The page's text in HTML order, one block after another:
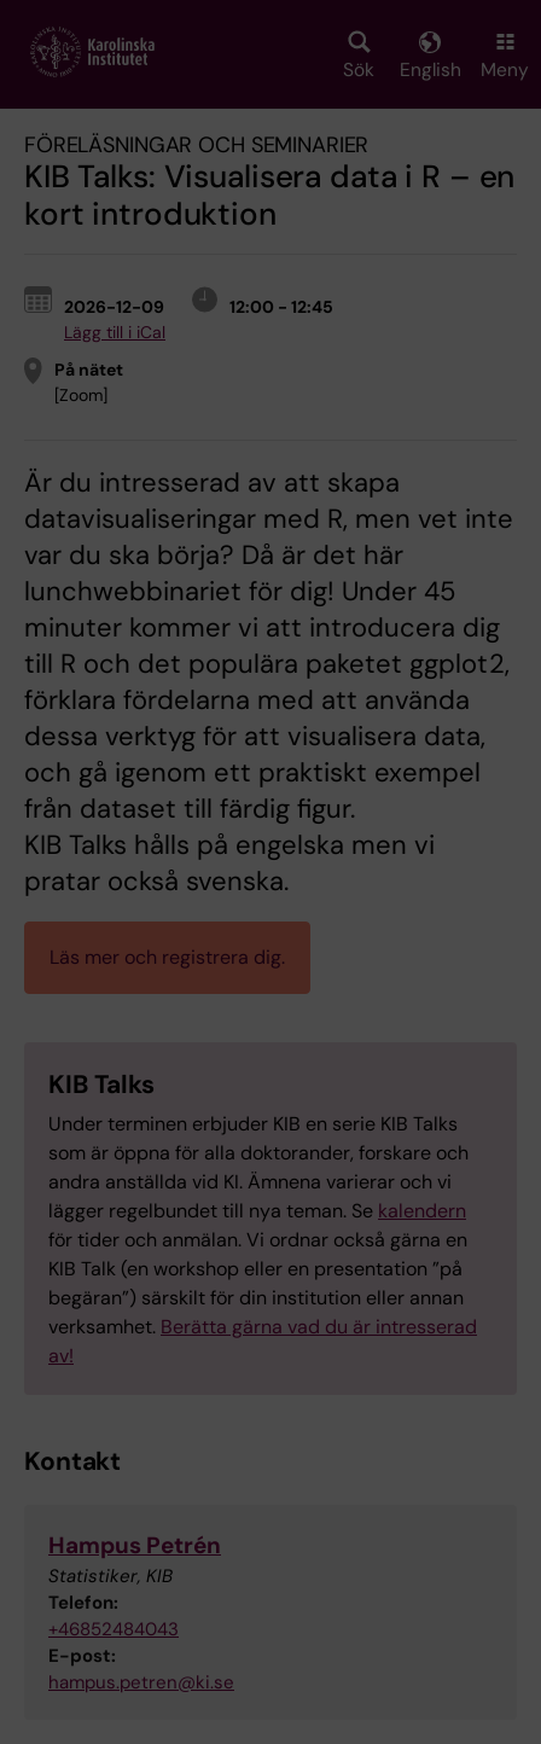
main
Sök English Meny
FÖRELÄSNINGAR OCH SEMINARIER
KIB Talks: Visualisera data i R – en
kort introduktion
2026-12-09
12:00 - 12:45
Lägg till i iCal
På nätet
[Zoom]
Är du intresserad av att skapa
datavisualiseringar med R, men vet inte
var du ska börja? Då är det här
lunchwebbinariet för dig! Under 45
minuter kommer vi att introducera dig
till R och det populära paketet ggplot2,
förklara fördelarna med att använda
dessa verktyg för att visualisera data,
och gå igenom ett praktiskt exempel
från dataset till färdig figur.
KIB Talks hålls på engelska men vi
pratar också svenska.
Läs mer och registrera dig.
KIB Talks
Under terminen erbjuder KIB en serie KIB Talks
som är öppna för alla doktorander, forskare och
andra anställda vid KI. Ämnena varierar och vi
lägger regelbundet till nya teman. Se kalendern
för tider och anmälan. Vi ordnar också gärna en
KIB Talk (en workshop eller en presentation ”på
begäran”) särskilt för din institution eller annan
verksamhet. Berätta gärna vad du är intresserad
av!
Kontakt
Hampus Petrén
Statistiker, KIB
Telefon:
+46852484043
E-post:
hampus.petren@ki.se